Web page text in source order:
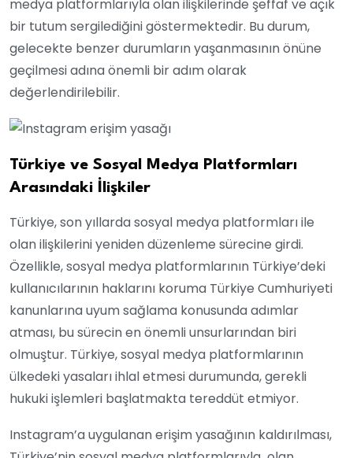
medya platformlarıyla olan ilişkilerinde şeffaf ve açık
bir tutum sergilediğini göstermektedir. Bu durum,
gelecekte benzer durumların yaşanmasının önüne
geçilmesi adına önemli bir adım olarak
değerlendirilebilir.
Türkiye ve Sosyal Medya Platformları
Arasındaki İlişkiler
Türkiye, son yıllarda sosyal medya platformları ile
olan ilişkilerini yeniden düzenleme sürecine girdi.
Özellikle, sosyal medya platformlarının Türkiye’deki
kullanıcılarının haklarını koruma Türkiye Cumhuriyeti
kanunlarına uyum sağlama konusunda adımlar
atması, bu sürecin en önemli unsurlarından biri
olmuştur. Türkiye, sosyal medya platformlarının
ülkedeki yasaları ihlal etmesi durumunda, gerekli
hukuki işlemleri başlatmakta tereddüt etmiyor.
Instagram’a uygulanan erişim yasağının kaldırılması,